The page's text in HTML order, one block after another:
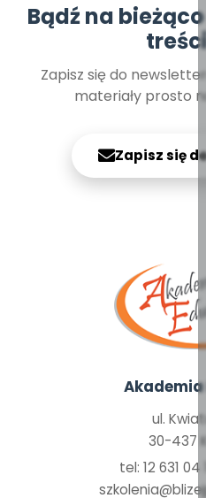
Bądź na
Zapisz się do
materiały prosto
Zapisz się
ul.
30-437
tel: 12 631 04